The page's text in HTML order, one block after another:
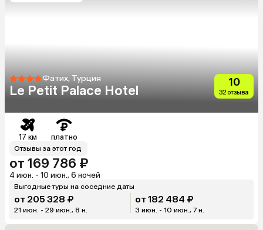
Фатих, Турция
Le Petit Palace Hotel
10
32 отзыва
17 км платно
Отзывы за этот год
от 169 786 ₽
4 июн. - 10 июн., 6 ночей
Выгодные туры на соседние даты
от 205 328 ₽
21 июн. - 29 июн., 8 н.
от 182 484 ₽
3 июн. - 10 июн., 7 н.